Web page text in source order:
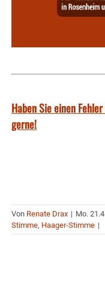
Haben Sie einen
gerne!
Von Renate Drax | Mo.
Stimme, Haager-Stimme |